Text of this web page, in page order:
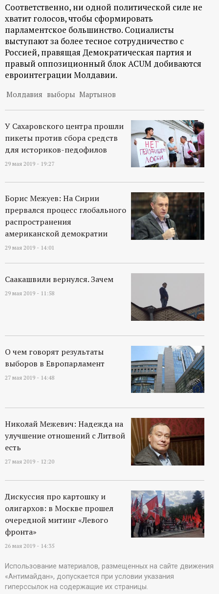
л
Соответственно, ни одной политической силе не
хватит голосов, чтобы сформировать
парламентское большинство. Социалисты
выступают за более тесное сотрудничество с
Россией, правящая Демократическая партия и
правый оппозиционный блок ACUM добиваются
евроинтеграции Молдавии.
Молдавия выборы Мартынов
У Сахаровского центра прошли
пикеты против сбора средств
для историков-педофилов
29 мая 2019 - 19:27
Борис Межуев: На Сирии
прервался процесс глобального
распространения
американской демократии
29 мая 2019 - 14:01
Саакашвили вернулся. Зачем
29 мая 2019 - 11:58
О чем говорят результаты
выборов в Европарламент
27 мая 2019 - 14:48
Николай Межевич: Надежда на
улучшение отношений с Литвой
есть
27 мая 2019 - 12:20
Дискуссия про картошку и
олигархов: в Москве прошел
очередной митинг «Левого
фронта»
26 мая 2019 - 14:35
Использование материалов, размещенных на сайте движения
«Антимайдан», допускается при условии указания
гиперссылок на содержащие их страницы.